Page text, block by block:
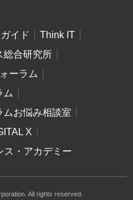
イド
Think IT
総合研究所
ーラム
ム
ムお悩み相談室
X
ス・アカデミー
All rights reserved.